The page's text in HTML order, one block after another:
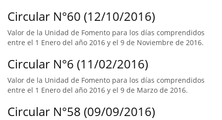
Circular N°60 (12/10/2016)
Valor de la Unidad de Fomento para los días comprendidos
entre el 1 Enero del año 2016 y el 9 de Noviembre de 2016.
Circular N°6 (11/02/2016)
Valor de la Unidad de Fomento para los días comprendidos
entre el 1 Enero del año 2016 y el 9 de Marzo de 2016.
Circular N°58 (09/09/2016)